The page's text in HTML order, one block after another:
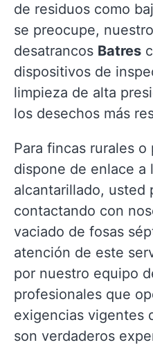
de residuos como
se preocupe,
desatrancos Batres
dispositivos de
limpieza de alta
los desechos más
Para fincas rurales
dispone de enlace a
alcantarillado, usted
contactando con
vaciado de fosas
atención de este
por nuestro equipo
profesionales que
exigencias vigentes
son verdaderos